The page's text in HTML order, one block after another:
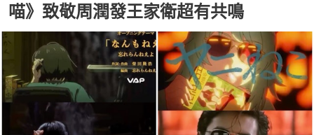
喵》致敬周潤發王家衛超有共鳴